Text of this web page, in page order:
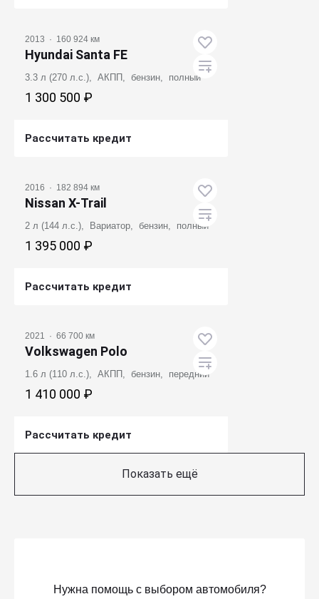
2013 · 160 924 км
Hyundai Santa FE
3.3 л (270 л.с.), АКПП, бензин, полный
1 300 500 ₽
Рассчитать кредит
2016 · 182 894 км
Nissan X-Trail
2 л (144 л.с.), Вариатор, бензин, полный
1 395 000 ₽
Рассчитать кредит
2021 · 66 700 км
Volkswagen Polo
1.6 л (110 л.с.), АКПП, бензин, передний
1 410 000 ₽
Рассчитать кредит
Показать ещё
Нужна помощь с выбором автомобиля?